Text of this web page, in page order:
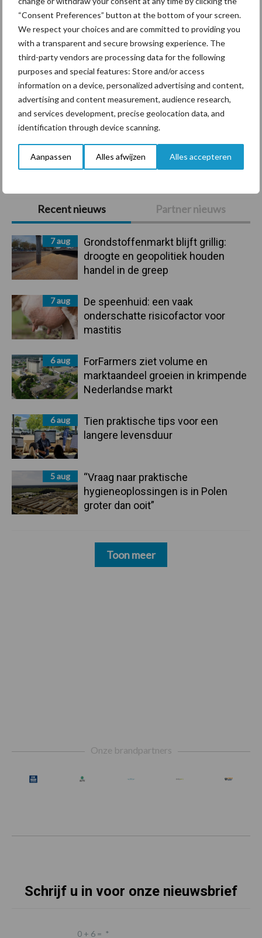
“Consent Preferences” button at the bottom of your screen.
We respect your choices and are committed to providing you
with a transparent and secure browsing experience. The
third-party vendors are processing data for the following
purposes and special features: Store and/or access
information on a device, personalized advertising and content,
advertising and content measurement, audience research,
and services development, precise geolocation data, and
identification through device scanning.
Aanpassen Alles afwijzen Alles accepteren
Primaire
Sidebar
Recent nieuws Partner nieuws
7 aug
Grondstoffenmarkt blijft grillig:
droogte en geopolitiek houden
handel in de greep
7 aug
De speenhuid: een vaak
onderschatte risicofactor voor
mastitis
6 aug
ForFarmers ziet volume en
marktaandeel groeien in krimpende
Nederlandse markt
6 aug
Tien praktische tips voor een
langere levensduur
5 aug
“Vraag naar praktische
hygieneoplossingen is in Polen
groter dan ooit”
Toon meer
Diergezondheid Bemesting Fokkerij
Bedrijfsnieuws
Ligbox &
Voerhekken
Toon meer
Onze brandpartners
Schrijf u in voor onze nieuwsbrief
0 + 6 = *